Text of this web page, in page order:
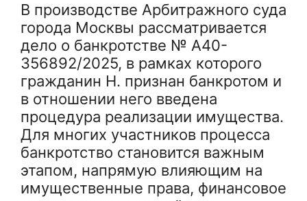
В производстве Арбитражного суда
города Москвы рассматривается
дело о банкротстве № А40-
356892/2025, в рамках которого
гражданин Н. признан банкротом и
в отношении него введена
процедура реализации имущества.
Для многих участников процесса
банкротство становится важным
этапом, напрямую влияющим на
имущественные права, финансовое